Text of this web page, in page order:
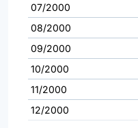
07/2000
08/2000
09/2000
10/2000
11/2000
12/2000